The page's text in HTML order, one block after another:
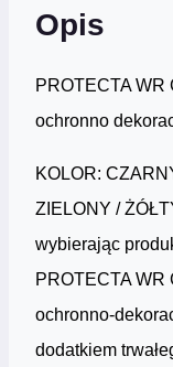
Opis
PROTECTA WR
ochronno
KOLOR:
ZIELONY /
wybierając
PROTECTA WR
ochronno-
dodatkiem